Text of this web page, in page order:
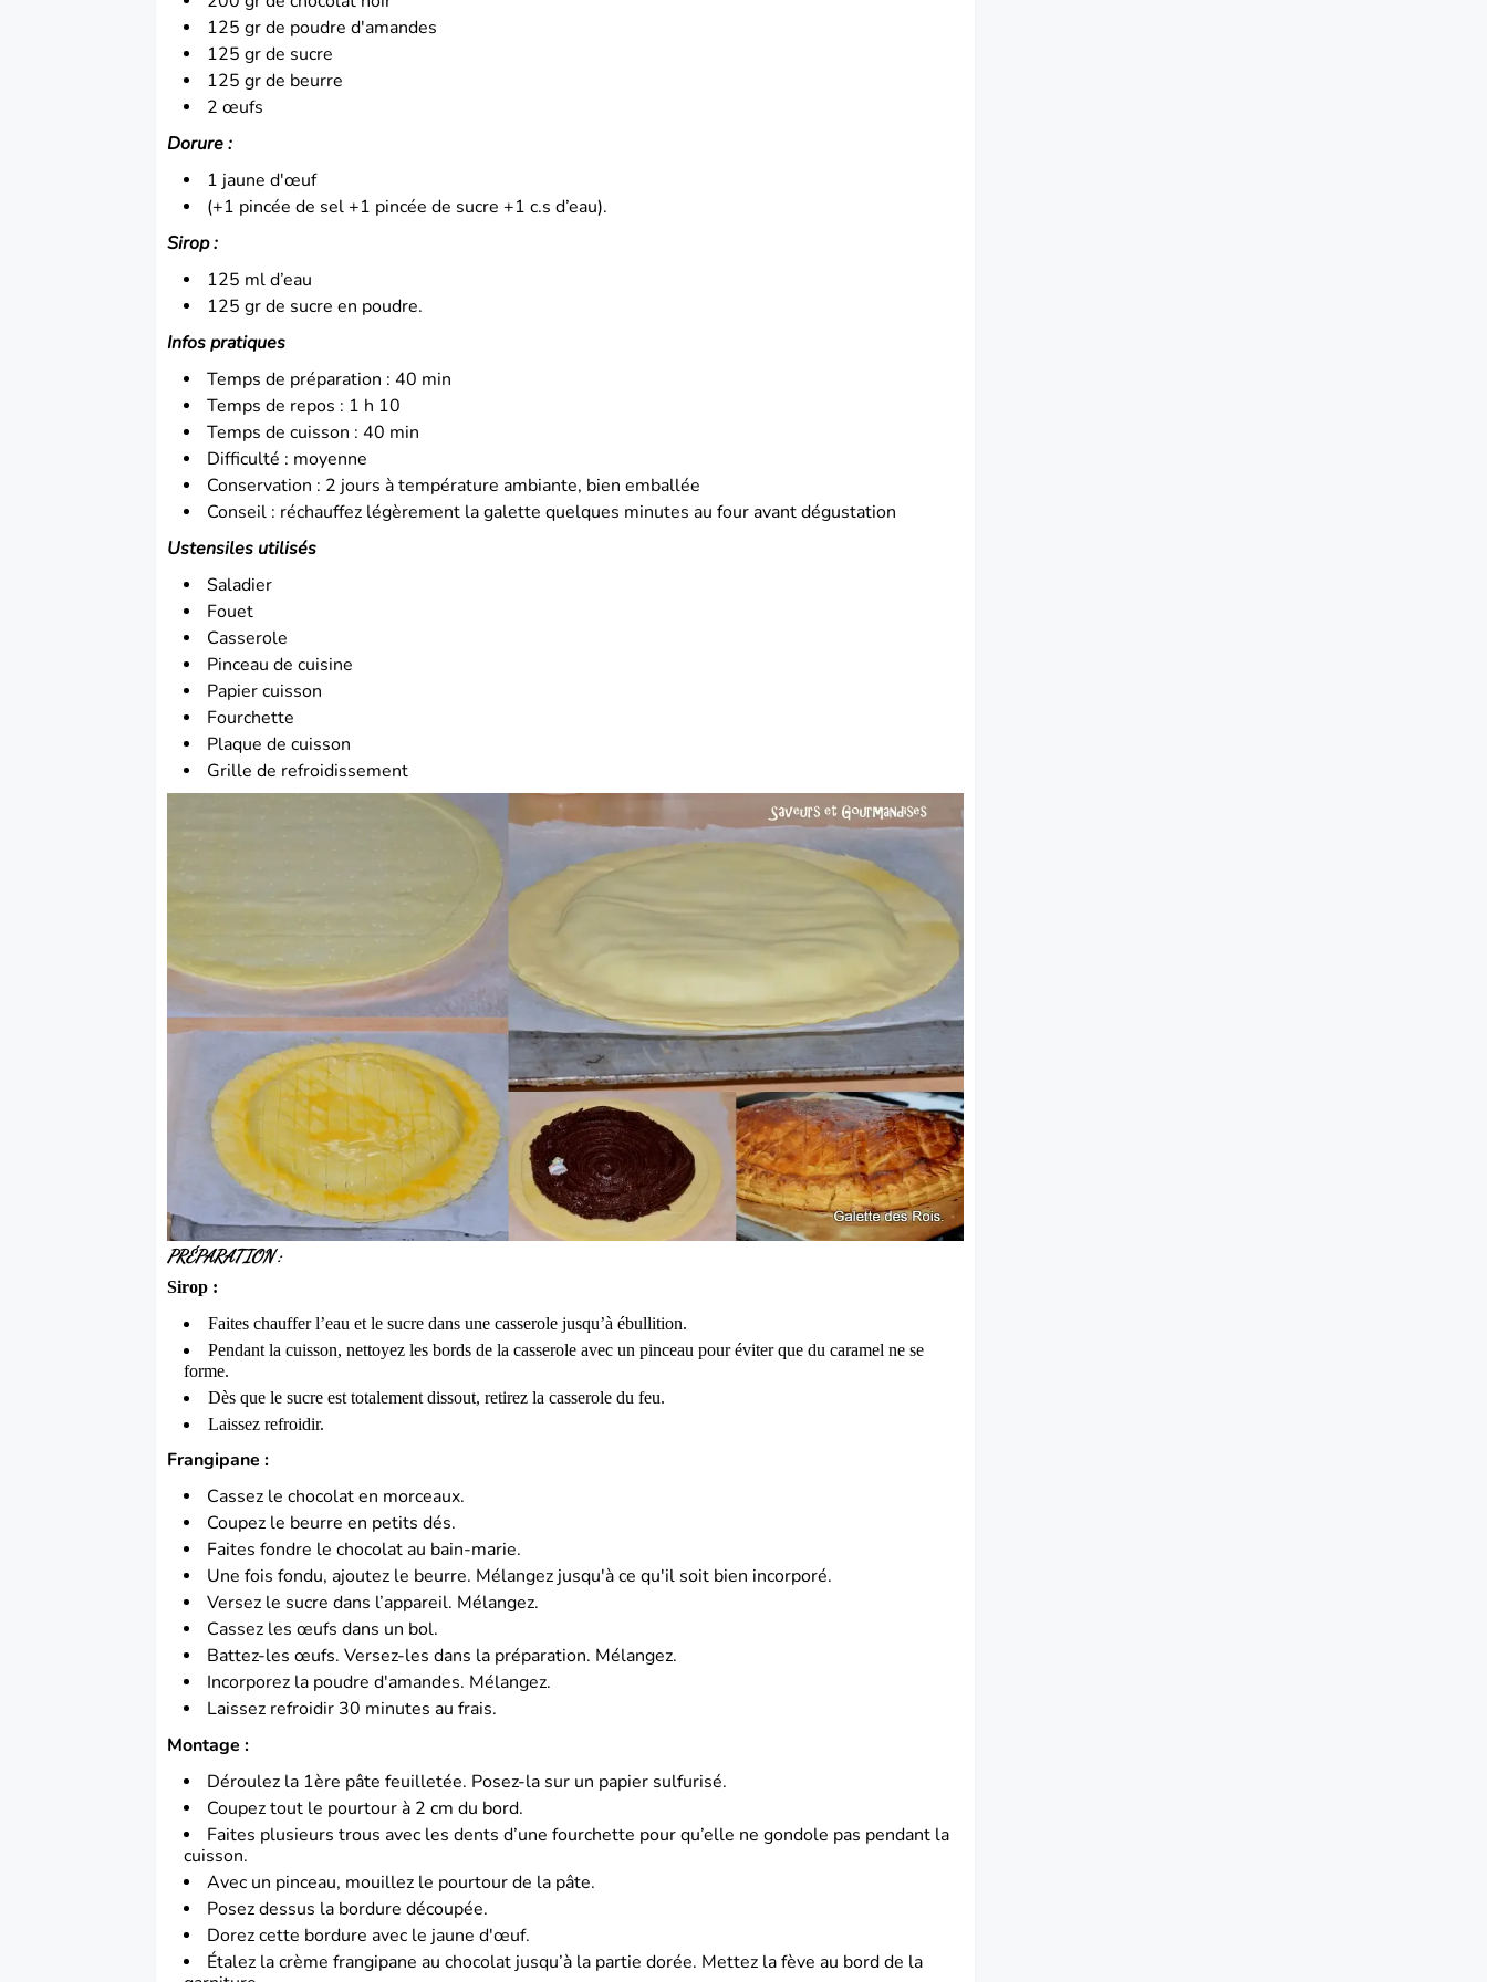
125 gr de poudre d'amandes
125 gr de sucre
125 gr de beurre
2 œufs
Dorure :
1 jaune d'œuf
(+1 pincée de sel +1 pincée de sucre +1 c.s d’eau).
Sirop :
125 ml d’eau
125 gr de sucre en poudre.
Infos pratiques
Temps de préparation : 40 min
Temps de repos : 1 h 10
Temps de cuisson : 40 min
Difficulté : moyenne
Conservation : 2 jours à température ambiante, bien emballée
Conseil : réchauffez légèrement la galette quelques minutes au four avant dégustation
Ustensiles utilisés
Saladier
Fouet
Casserole
Pinceau de cuisine
Papier cuisson
Fourchette
Plaque de cuisson
Grille de refroidissement
PRÉPARATION:
Sirop :
Faites chauffer l’eau et le sucre dans une casserole jusqu’à ébullition.
Pendant la cuisson, nettoyez les bords de la casserole avec un pinceau pour éviter que du caramel ne se
forme.
Dès que le sucre est totalement dissout, retirez la casserole du feu.
Laissez refroidir.
Frangipane :
Cassez le chocolat en morceaux.
Coupez le beurre en petits dés.
Faites fondre le chocolat au bain-marie.
Une fois fondu, ajoutez le beurre. Mélangez jusqu'à ce qu'il soit bien incorporé.
Versez le sucre dans l’appareil. Mélangez.
Cassez les œufs dans un bol.
Battez-les œufs.Versez-les dans la préparation. Mélangez.
Incorporez la poudre d'amandes. Mélangez.
Laissez refroidir 30 minutes au frais.
Montage :
Déroulez la 1ère pâte feuilletée. Posez-la sur un papier sulfurisé.
Coupez tout le pourtour à 2 cm du bord.
Faites plusieurs trous avec les dents d’une fourchette pour qu’elle ne gondole pas pendant la
cuisson.
Avec un pinceau, mouillez le pourtour de la pâte.
Posez dessus la bordure découpée.
Dorez cette bordure avec le jaune d'œuf.
Étalez la crème frangipane au chocolat jusqu’à la partie dorée. Mettez la fève au bord de la